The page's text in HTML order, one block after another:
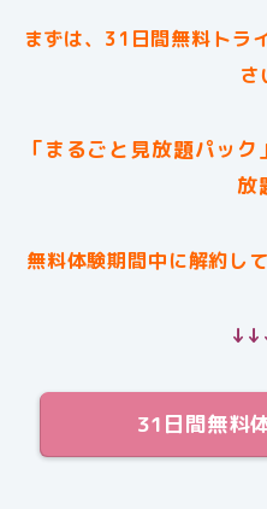
まずは、31日間無料トラ
さ
「まるごと見放題パッ
放
無料体験期間中に解約し
31日間無料